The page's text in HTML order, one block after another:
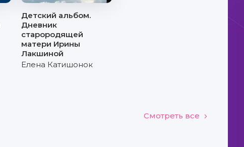
Детский альбом.
Дневник
старородящей
матери Ирины
Лакшиной
Елена Катишонок
Смотреть все